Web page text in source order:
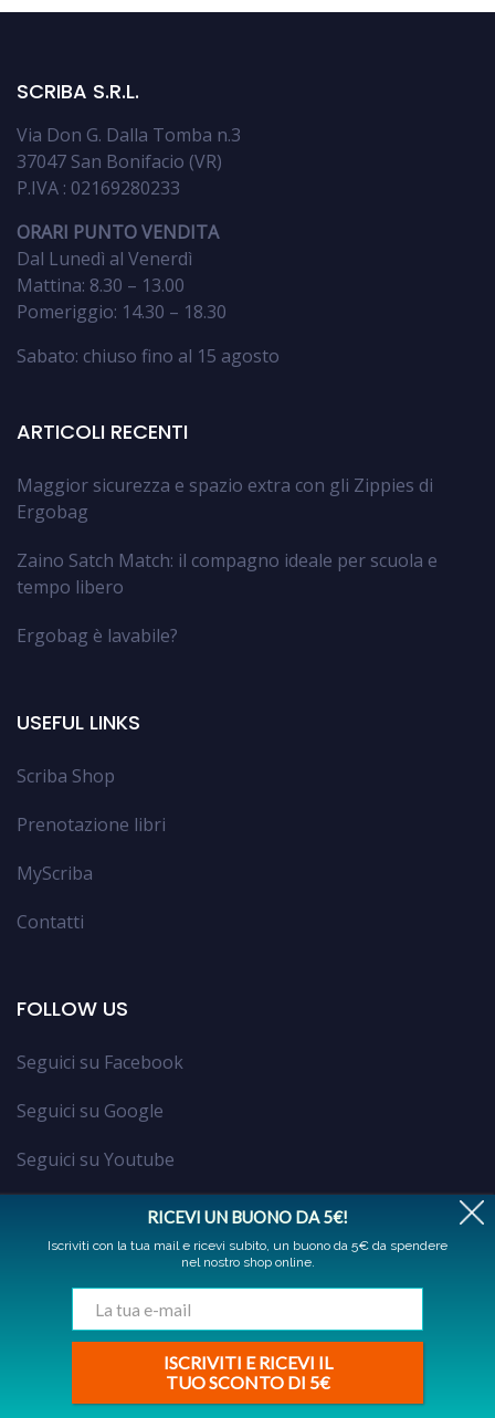
SCRIBA S.R.L.
Via Don G. Dalla Tomba n.3
37047 San Bonifacio (VR)
P.IVA : 02169280233
ORARI PUNTO VENDITA
Dal Lunedì al Venerdì
Mattina: 8.30 – 13.00
Pomeriggio: 14.30 – 18.30
Sabato: chiuso fino al 15 agosto
ARTICOLI RECENTI
Maggior sicurezza e spazio extra con gli Zippies di
Ergobag
Zaino Satch Match: il compagno ideale per scuola e
tempo libero
Ergobag è lavabile?
USEFUL LINKS
Scriba Shop
Prenotazione libri
MyScriba
Contatti
FOLLOW US
Seguici su Facebook
Seguici su Google
Seguici su Youtube
Trovaci su Google Maps
Powered byArgo© 2004-2026 All rights reserved
Privacy Policy Cookie Policy Contatti
RICEVI UN BUONO DA 5€!
Iscriviti con la tua mail e ricevi subito, un buono da 5€ da spendere
nel nostro shop online.
ISCRIVITI E RICEVI IL
TUO SCONTO DI 5€
Contatti